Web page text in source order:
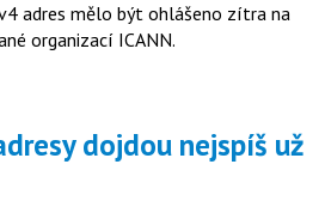
adres mělo být ohlášeno zítra na
organizací ICANN.